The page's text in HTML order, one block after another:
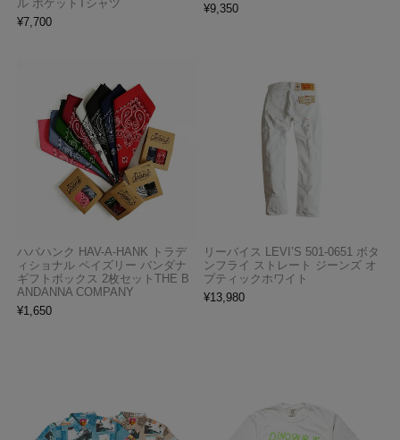
ル ポケットTシャツ
¥7,700
¥9,350
ハバハンク HAV-A-HANK トラデ
ィショナル ペイズリー バンダナ
ギフトボックス 2枚セットTHE B
ANDANNA COMPANY
¥1,650
リーバイス LEVI’S 501-0651 ボタ
ンフライ ストレート ジーンズ オ
プティックホワイト
¥13,980